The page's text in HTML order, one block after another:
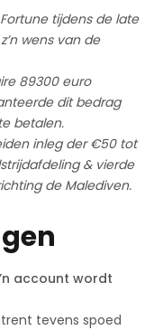
tijdens de late
wens van de
89300 euro
dit bedrag
betalen.
inleg der €50 tot
& vierde
de Malediven.
account wordt
tevens spoed